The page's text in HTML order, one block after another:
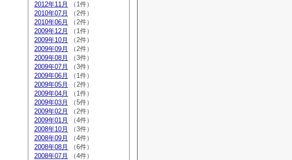
2012年11月
（1件）
2010年07月
（2件）
2010年06月
（2件）
2009年12月
（1件）
2009年10月
（2件）
2009年09月
（2件）
2009年08月
（3件）
2009年07月
（3件）
2009年06月
（1件）
2009年05月
（2件）
2009年04月
（1件）
2009年03月
（5件）
2009年02月
（2件）
2009年01月
（4件）
2008年10月
（3件）
2008年09月
（4件）
2008年08月
（6件）
2008年07月
（4件）